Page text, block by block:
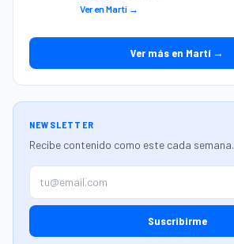
Ver en Martí →
Ver más en Martí →
NEWSLETTER
Recibe contenido como este cada semana.
Suscribirme